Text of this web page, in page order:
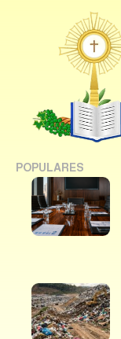
POPULARES